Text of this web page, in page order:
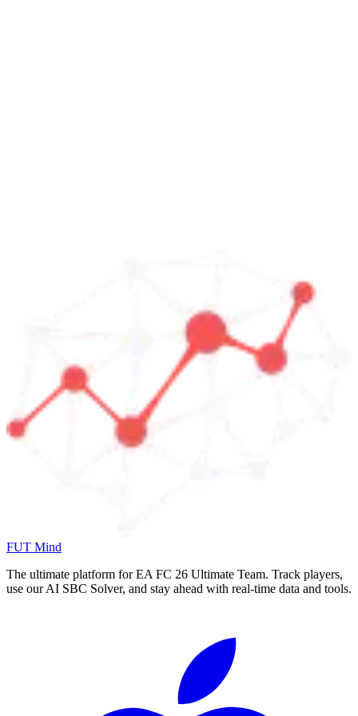
FUT Mind
The ultimate platform for EA FC 26 Ultimate Team. Track players,
use our AI SBC Solver, and stay ahead with real-time data and tools.